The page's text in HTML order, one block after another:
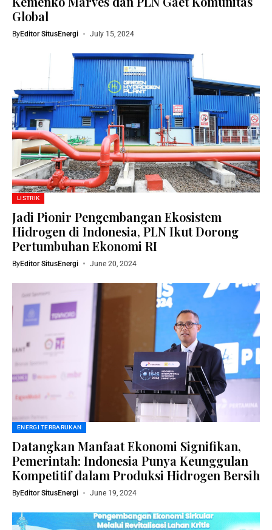
Global
ByEditor SitusEnergi July 15, 2024
LISTRIK
Jadi Pionir Pengembangan Ekosistem
Hidrogen di Indonesia, PLN Ikut Dorong
Pertumbuhan Ekonomi RI
ByEditor SitusEnergi June 20, 2024
ENERGI TERBARUKAN
Datangkan Manfaat Ekonomi Signifikan,
Pemerintah: Indonesia Punya Keunggulan
Kompetitif dalam Produksi Hidrogen Bersih
ByEditor SitusEnergi June 19, 2024